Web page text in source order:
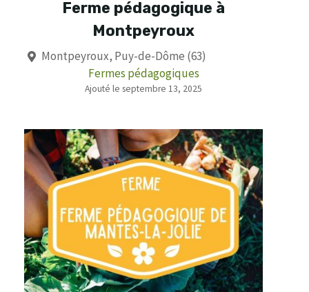
Ferme pédagogique à
Montpeyroux
Montpeyroux, Puy-de-Dôme (63)
Fermes pédagogiques
Ajouté le septembre 13, 2025